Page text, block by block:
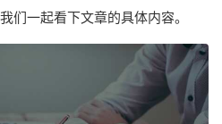
们一起看下文章的具体内容。